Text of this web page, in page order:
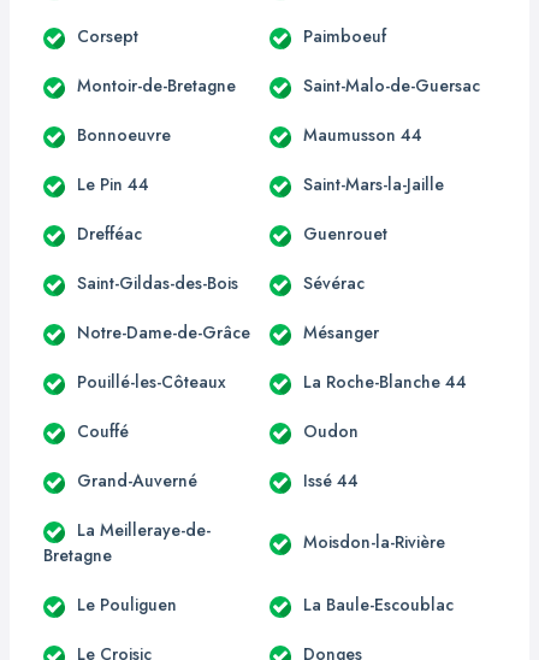
Corsept Paimboeuf
Montoir-de-Bretagne Saint-Malo-de-Guersac
Bonnoeuvre Maumusson 44
Le Pin 44 Saint-Mars-la-Jaille
Drefféac Guenrouet
Saint-Gildas-des-Bois Sévérac
Notre-Dame-de-Grâce Mésanger
Pouillé-les-Côteaux La Roche-Blanche 44
Couffé Oudon
Grand-Auverné Issé 44
La Meilleraye-de-
Bretagne
Moisdon-la-Rivière
Le Pouliguen La Baule-Escoublac
Le Croisic Donges